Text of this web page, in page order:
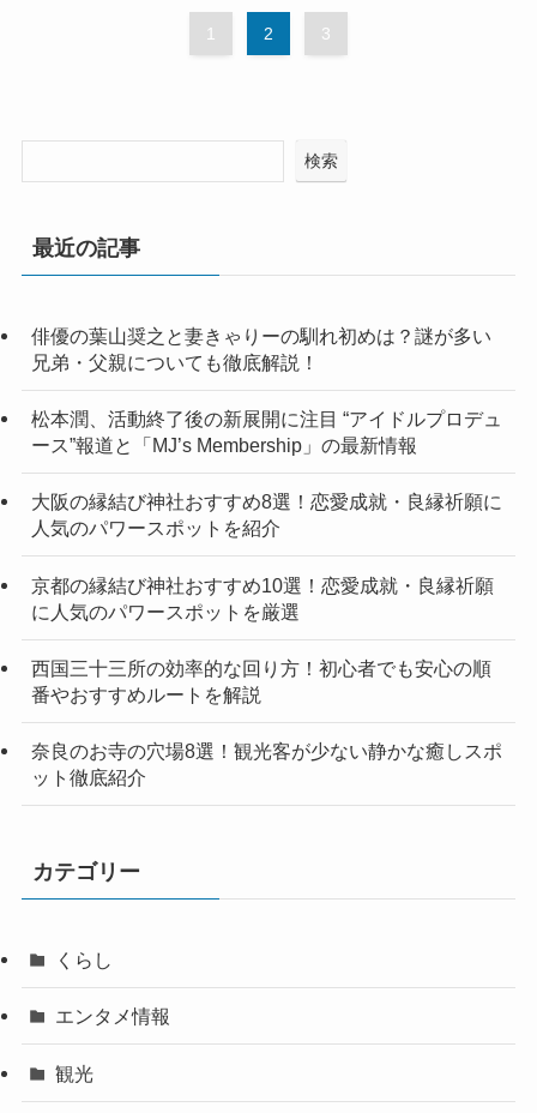
1 2 3
検索
最近の記事
俳優の葉山奨之と妻きゃりーの馴れ初めは？謎が多い
兄弟・父親についても徹底解説！
松本潤、活動終了後の新展開に注目 “アイドルプロデュ
ース”報道と「MJ’s Membership」の最新情報
大阪の縁結び神社おすすめ8選！恋愛成就・良縁祈願に
人気のパワースポットを紹介
京都の縁結び神社おすすめ10選！恋愛成就・良縁祈願
に人気のパワースポットを厳選
西国三十三所の効率的な回り方！初心者でも安心の順
番やおすすめルートを解説
奈良のお寺の穴場8選！観光客が少ない静かな癒しスポ
ット徹底紹介
カテゴリー
くらし
エンタメ情報
観光